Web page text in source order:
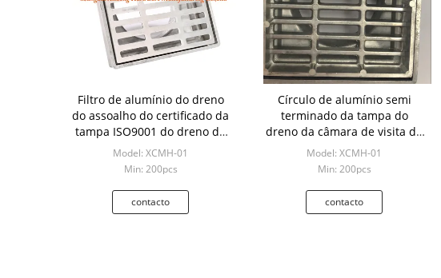
Filtro de alumínio do dreno
do assoalho do certificado da
tampa ISO9001 do dreno de
assoalho do quadrado do
metal
Model: XCMH-01
Min: 200pcs
contacto
Círculo de alumínio semi
terminado da tampa do
dreno da câmara de visita de
20cm ao quadrado
Model: XCMH-01
Min: 200pcs
contacto